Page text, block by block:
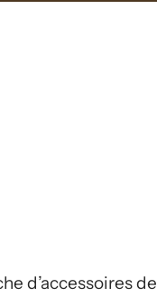
d’accessoires